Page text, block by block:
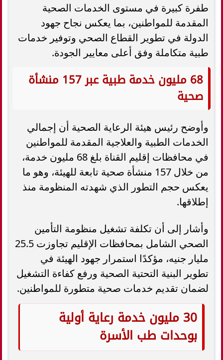
طفرة كبيرة في مستوى الخدمات الصحية
المقدمة للمواطنين، بما يعكس نجاح جهود
الدولة في تطوير القطاع الصحي وتوفير خدمات
طبية متكاملة وفق أعلى معايير الجودة.
68 مليون خدمة طبية عبر 157 منشأة
صحية
وأوضح رئيس هيئة الرعاية الصحية أن إجمالي
الخدمات الطبية والعلاجية المقدمة للمواطنين
في محافظات إقليم القناة بلغ 68 مليون خدمة،
من خلال 157 منشأة صحية تابعة للهيئة، وهو ما
يعكس حجم التطور الذي شهدته المنظومة منذ
إطلاقها.
وأشار إلى أن تكلفة تشغيل منظومة التأمين
الصحي الشامل بمحافظات الإقليم تجاوزت 25.5
مليار جنيه، مؤكدًا استمرار جهود الهيئة في
تطوير البنية التحتية الصحية ورفع كفاءة التشغيل
لضمان تقديم خدمات صحية متطورة للمواطنين.
30 مليون خدمة رعاية أولية
بوحدات طب الأسرة